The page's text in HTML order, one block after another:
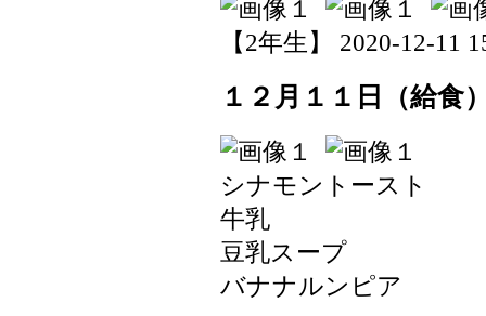
【2年生】 2020-12-11
１２月１１日（給食
シナモントースト
牛乳
豆乳スープ
バナナルンピア